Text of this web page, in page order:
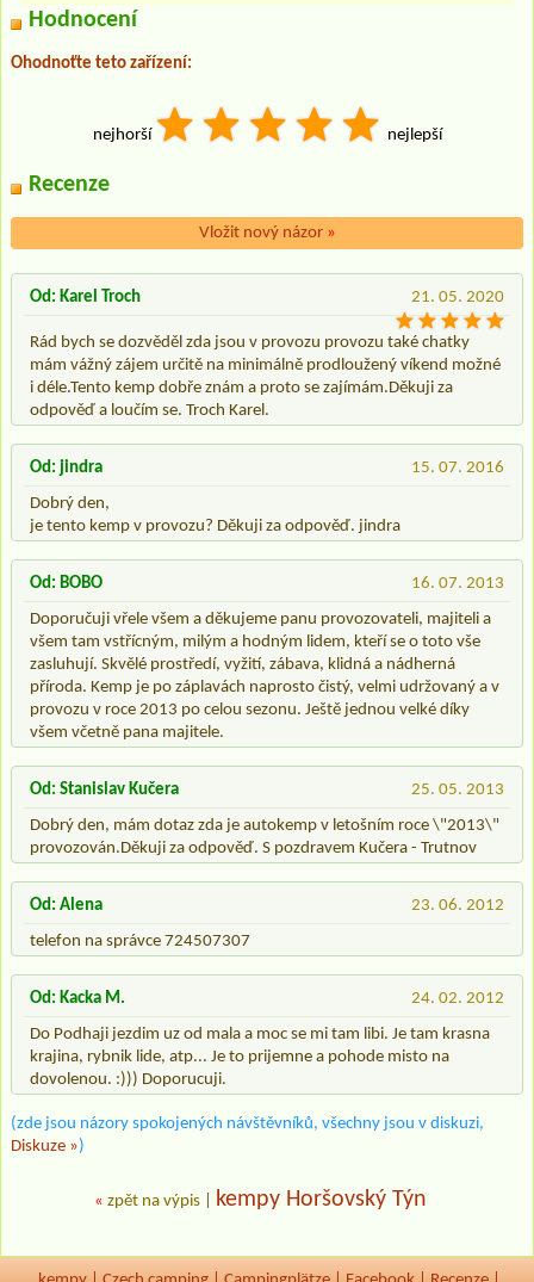
Hodnocení
Ohodnoťte teto zařízení:
nejhorší nejlepší
Recenze
Vložit nový názor »
21. 05. 2020
Od: Karel Troch
Rád bych se dozvěděl zda jsou v provozu provozu také chatky
mám vážný zájem určitě na minimálně prodloužený víkend možné
i déle.Tento kemp dobře znám a proto se zajímám.Děkuji za
odpověď a loučím se. Troch Karel.
15. 07. 2016
Od: jindra
Dobrý den,
je tento kemp v provozu? Děkuji za odpověď. jindra
16. 07. 2013
Od: BOBO
Doporučuji vřele všem a děkujeme panu provozovateli, majiteli a
všem tam vstřícným, milým a hodným lidem, kteří se o toto vše
zasluhují. Skvělé prostředí, vyžití, zábava, klidná a nádherná
příroda. Kemp je po záplavách naprosto čistý, velmi udržovaný a v
provozu v roce 2013 po celou sezonu. Ještě jednou velké díky
všem včetně pana majitele.
25. 05. 2013
Od: Stanislav Kučera
Dobrý den, mám dotaz zda je autokemp v letošním roce \"2013\"
provozován.Děkuji za odpověď. S pozdravem Kučera - Trutnov
23. 06. 2012
Od: Alena
telefon na správce 724507307
24. 02. 2012
Od: Kacka M.
Do Podhaji jezdim uz od mala a moc se mi tam libi. Je tam krasna
krajina, rybnik lide, atp... Je to prijemne a pohode misto na
dovolenou. :))) Doporucuji.
(zde jsou názory spokojených návštěvníků, všechny jsou v diskuzi,
Diskuze »)
« zpět na výpis kempy Horšovský Týn